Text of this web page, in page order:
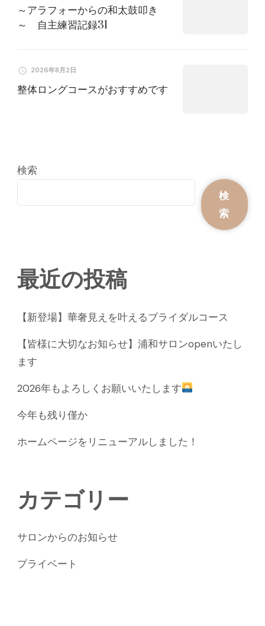
～アラフォーからの和太鼓叩き
～ 自主練習記録31
2026年8月2日
整体ロングコースがおすすめです
検索
検
索
最近の投稿
【新登場】華奢見えを叶えるブライダルコース
【皆様に大切なお知らせ】浦和サロンopenいたし
ます
2026年もよろしくお願いいたします
今年も残り僅か
ホームページをリニューアルしました！
カテゴリー
サロンからのお知らせ
プライベート